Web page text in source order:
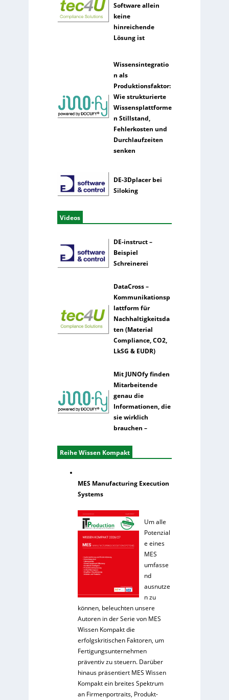
Software allein
keine
hinreichende
Lösung ist
Wissensintegratio
n als
Produktionsfaktor:
Wie strukturierte
Wissensplattforme
n Stillstand,
Fehlerkosten und
Durchlaufzeiten
senken
DE-3Dplacer bei
Siloking
Videos
DE-instruct –
Beispiel
Schreinerei
DataCross –
Kommunikationsp
lattform für
Nachhaltigkeitsda
ten (Material
Compliance, CO2,
LkSG & EUDR)
Mit JUNOfy finden
Mitarbeitende
genau die
Informationen, die
sie wirklich
brauchen –
Reihe Wissen Kompakt
MES Manufacturing Execution
Systems
Um alle
Potenzial
e eines
MES
umfasse
nd
ausnutze
n zu
können, beleuchten unsere
Autoren in der Serie von MES
Wissen Kompakt die
erfolgskritischen Faktoren, um
Fertigungsunternehmen
präventiv zu steuern. Darüber
hinaus präsentiert MES Wissen
Kompakt ein breites Spektrum
an Firmenportraits, Produkt-